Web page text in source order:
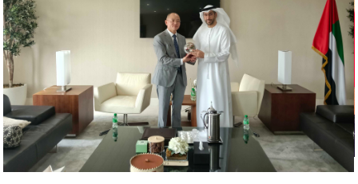
驻阿联酋大使曾继新在阿主流媒体发表署名文章《团结是强国
之本》
驻阿联酋大使曾继新拜会阿联酋外贸部长宰尤迪